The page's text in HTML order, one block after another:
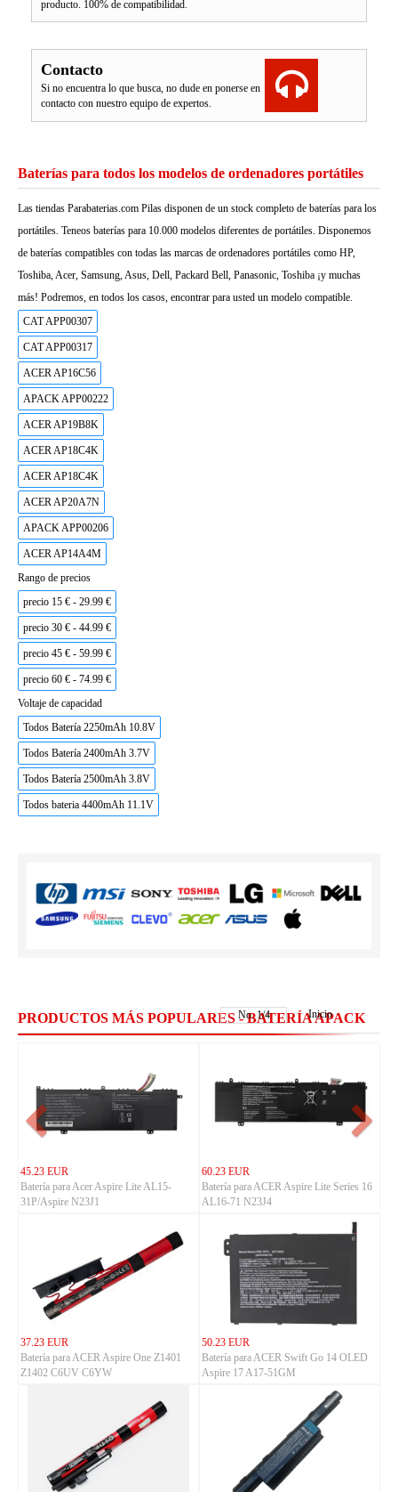
producto. 100% de compatibilidad.
Contacto
Si no encuentra lo que busca, no dude en ponerse en
contacto con nuestro equipo de expertos.
Baterías para todos los modelos de ordenadores portátiles
Las tiendas Parabaterias.com Pilas disponen de un stock completo de baterías para los
portátiles. Teneos baterías para 10.000 modelos diferentes de portátiles. Disponemos
de baterías compatibles con todas las marcas de ordenadores portátiles como HP,
Toshiba, Acer, Samsung, Asus, Dell, Packard Bell, Panasonic, Toshiba ¡y muchas
más! Podremos, en todos los casos, encontrar para usted un modelo compatible.
CAT APP00307
CAT APP00317
ACER AP16C56
APACK APP00222
ACER AP19B8K
ACER AP18C4K
ACER AP18C4K
ACER AP20A7N
APACK APP00206
ACER AP14A4M
Rango de precios
precio 15 € - 29.99 €
precio 30 € - 44.99 €
precio 45 € - 59.99 €
precio 60 € - 74.99 €
Voltaje de capacidad
Todos Batería 2250mAh 10.8V
Todos Batería 2400mAh 3.7V
Todos Batería 2500mAh 3.8V
Todos bateria 4400mAh 11.1V
PRODUCTOS MÁS POPULARES - BATERÍA APACK
No.1/4 Inicio
45.23 EUR
Batería para Acer Aspire Lite AL15-
31P/Aspire N23J1
60.23 EUR
Batería para ACER Aspire Lite Series 16
AL16-71 N23J4
37.23 EUR
Batería para ACER Aspire One Z1401
Z1402 C6UV C6YW
50.23 EUR
Batería para ACER Swift Go 14 OLED
Aspire 17 A17-51GM